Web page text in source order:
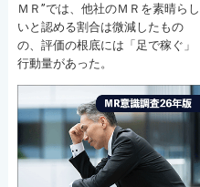
ＭＲ”では、他社のＭＲを素晴らし
いと認める割合は微減したもの
の、評価の根底には「足で稼ぐ」
行動量があった。